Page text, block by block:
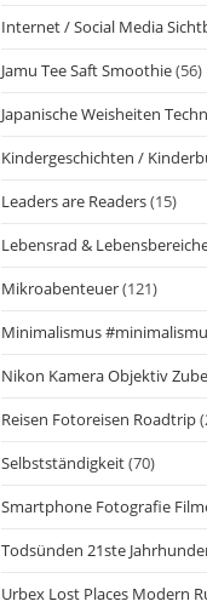
Internet / Social Media
Jamu Tee Saft Smoothie(56)
Japanische Weisheiten
Kindergeschichten /
Leaders are Readers(15)
Lebensrad &
Mikroabenteuer(121)
Minimalismus
Nikon Kamera Objektiv
Reisen Fotoreisen Roadtrip
Selbstständigkeit(70)
Smartphone Fotografie
Todsünden 21ste
Urbex Lost Places Modern